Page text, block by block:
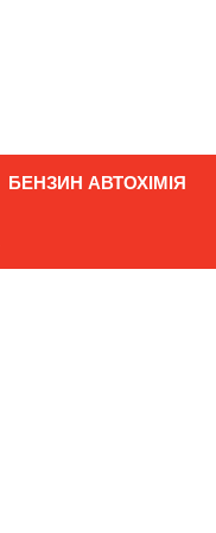
БЕНЗИН АВТОХІМІЯ